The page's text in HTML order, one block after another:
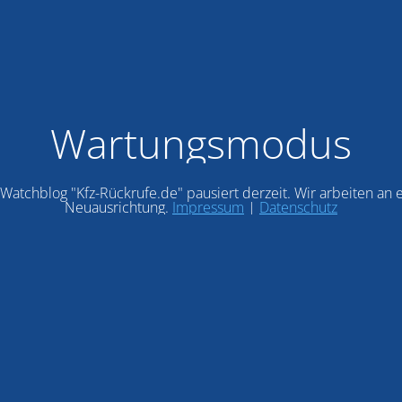
Wartungsmodus
"Kfz-Rückrufe.de" pausiert derzeit. Wir arbeiten an
Neuausrichtung. Impressum | Datenschutz